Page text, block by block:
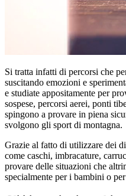
Si tratta infatti di percorsi che
suscitando emozioni e
e studiate appositamente per
sospese, percorsi aerei, ponti
spingono a provare in piena
svolgono gli sport di montagna.
Grazie al fatto di utilizzare dei
come caschi, imbracature,
provare delle situazioni che
specialmente per i bambini o